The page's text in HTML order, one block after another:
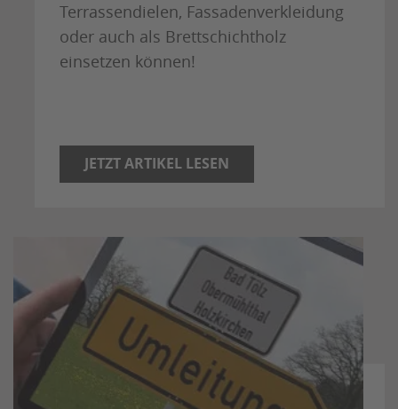
Terrassendielen, Fassadenverkleidung
oder auch als Brettschichtholz
einsetzen können!
JETZT ARTIKEL LESEN